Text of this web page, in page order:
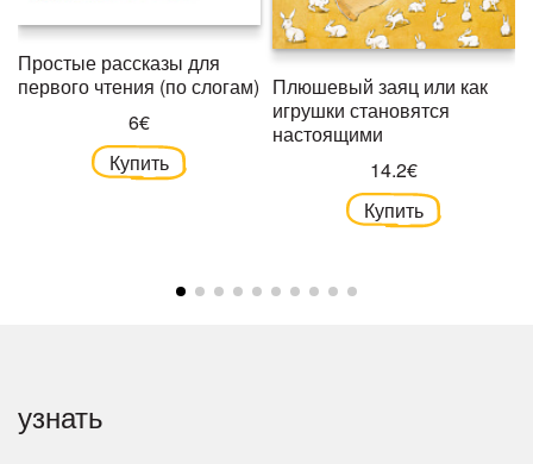
Простые рассказы для
первого чтения (по слогам)
6€
Купить
Плюшевый заяц или как
игрушки становятся
настоящими
14.2€
Купить
узнать